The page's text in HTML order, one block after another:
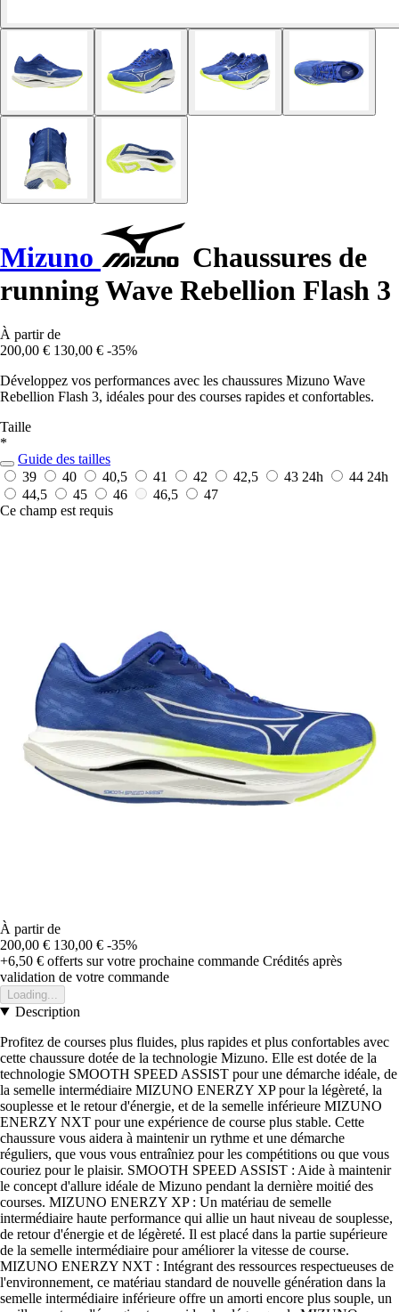
Mizuno
Chaussures de
running Wave Rebellion Flash 3
À partir de
200,00 € 130,00 € -35%
Développez vos performances avec les chaussures Mizuno Wave
Rebellion Flash 3, idéales pour des courses rapides et confortables.
Taille
*
Guide des tailles
39
40 40,5 41 42 42,5 43 24h 44 24h
44,5
45 46 46,5
47
Ce champ est requis
À partir de
200,00 € 130,00 € -35%
+6,50 € offerts sur votre prochaine commande Crédités après
validation de votre commande
Loading...
Description
Profitez de courses plus fluides, plus rapides et plus confortables avec
cette chaussure dotée de la technologie Mizuno. Elle est dotée de la
technologie SMOOTH SPEED ASSIST pour une démarche idéale, de
la semelle intermédiaire MIZUNO ENERZY XP pour la légèreté, la
souplesse et le retour d'énergie, et de la semelle inférieure MIZUNO
ENERZY NXT pour une expérience de course plus stable. Cette
chaussure vous aidera à maintenir un rythme et une démarche
réguliers, que vous vous entraîniez pour les compétitions ou que vous
couriez pour le plaisir. SMOOTH SPEED ASSIST : Aide à maintenir
le concept d'allure idéale de Mizuno pendant la dernière moitié des
courses. MIZUNO ENERZY XP : Un matériau de semelle
intermédiaire haute performance qui allie un haut niveau de souplesse,
de retour d'énergie et de légèreté. Il est placé dans la partie supérieure
de la semelle intermédiaire pour améliorer la vitesse de course.
MIZUNO ENERZY NXT : Intégrant des ressources respectueuses de
l'environnement, ce matériau standard de nouvelle génération dans la
semelle intermédiaire inférieure offre un amorti encore plus souple, un